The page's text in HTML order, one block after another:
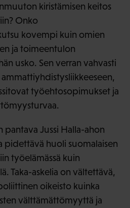
kiristämisen keitos
Onko
kovempi kuin omien
ja toimeentulon
usko. Sen verran vahvasti
työehtosopimukset ja
pantava Jussi Halla-ahon
pidettävä huoli suomalaisen
työelämässä kuin
Taka-askelia on vältettävä,
oikeisto kuinka
välttämättömyyttä ja